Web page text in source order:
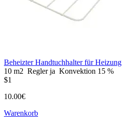
Beheizter Handtuchhalter für Heizung
10 m2 Regler ja Konvektion 15 %
$1
10.00€
Warenkorb